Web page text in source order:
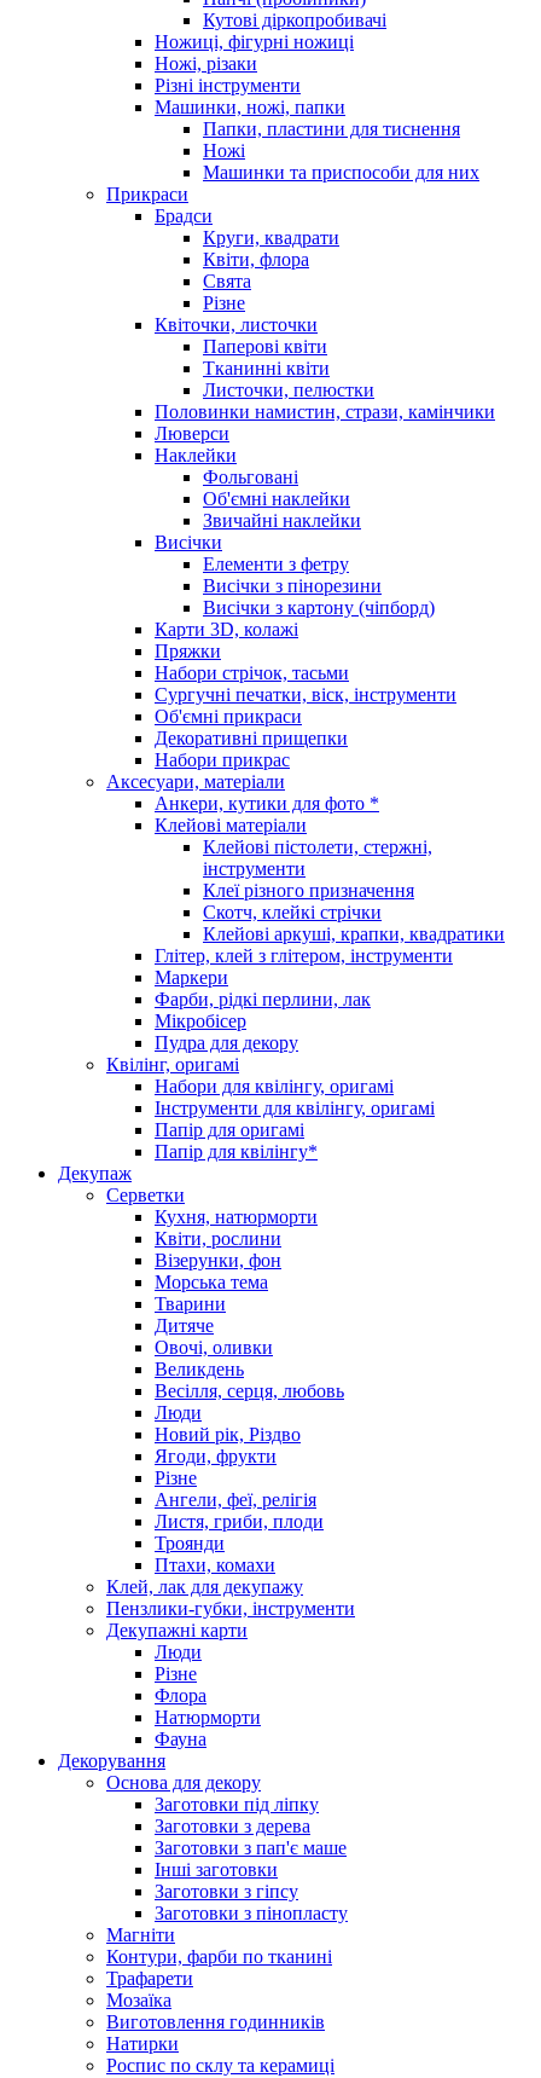
Кутові діркопробивачі
Ножиці, фігурні ножиці
Ножі, різаки
Різні інструменти
Машинки, ножі, папки
Папки, пластини для тиснення
Ножі
Машинки та приспособи для них
Прикраси
Брадси
Круги, квадрати
Квіти, флора
Свята
Різне
Квіточки, листочки
Паперові квіти
Тканинні квіти
Листочки, пелюстки
Половинки намистин, стрази, камінчики
Люверси
Наклейки
Фольговані
Об'ємні наклейки
Звичайні наклейки
Висічки
Елементи з фетру
Висічки з пінорезини
Висічки з картону (чіпборд)
Карти 3D, колажі
Пряжки
Набори стрічок, тасьми
Сургучні печатки, віск, інструменти
Об'ємні прикраси
Декоративні прищепки
Набори прикрас
Аксесуари, матеріали
Анкери, кутики для фото *
Клейові матеріали
Клейові пістолети, стержні,
інструменти
Клеї різного призначення
Скотч, клейкі стрічки
Клейові аркуші, крапки, квадратики
Глітер, клей з глітером, інструменти
Маркери
Фарби, рідкі перлини, лак
Мікробісер
Пудра для декору
Квілінг, оригамі
Набори для квілінгу, оригамі
Інструменти для квілінгу, оригамі
Папір для оригамі
Папір для квілінгу*
Декупаж
Серветки
Кухня, натюрморти
Квіти, рослини
Візерунки, фон
Морська тема
Тварини
Дитяче
Овочі, оливки
Великдень
Весілля, серця, любовь
Люди
Новий рік, Різдво
Ягоди, фрукти
Різне
Ангели, феї, релігія
Листя, гриби, плоди
Троянди
Птахи, комахи
Клей, лак для декупажу
Пензлики-губки, інструменти
Декупажні карти
Люди
Різне
Флора
Натюрморти
Фауна
Декорування
Основа для декору
Заготовки під ліпку
Заготовки з дерева
Заготовки з пап'є маше
Інші заготовки
Заготовки з гіпсу
Заготовки з пінопласту
Магніти
Контури, фарби по тканині
Трафарети
Мозаїка
Виготовлення годинників
Натирки
Роспис по склу та керамиці